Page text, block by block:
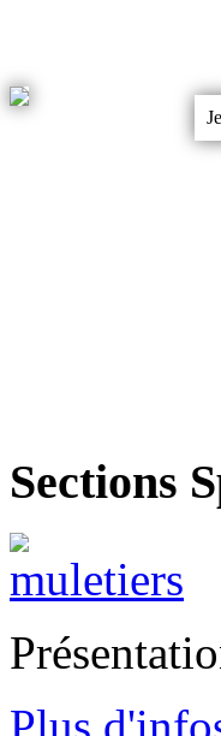
Sections
Plus